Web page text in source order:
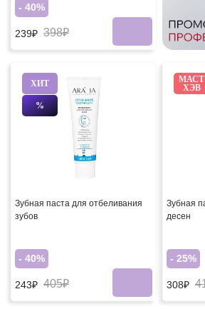
- 40%
239₽ 398₽
ХИТ
%
Зубная паста для отбеливания
зубов
- 40%
243₽ 405₽
МАСТ
ХЭВ
Зубная
десен
- 25%
308₽